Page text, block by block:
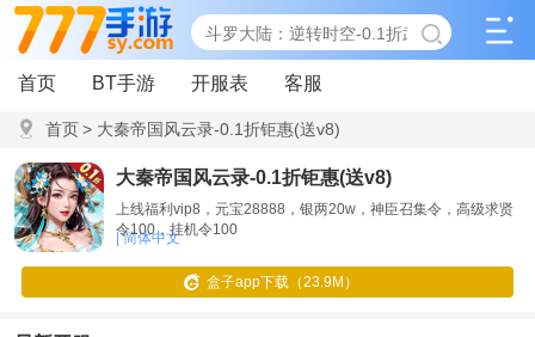
首页 BT手游 开服表 客服
首页> 大秦帝国风云录-0.1折钜惠(送v8)
大秦帝国风云录-0.1折钜惠(送v8)
上线福利vip8，元宝28888，银两20w，神臣召集令，高级求贤
令100，挂机令100
| 简体中文
盒子app下载（23.9M）